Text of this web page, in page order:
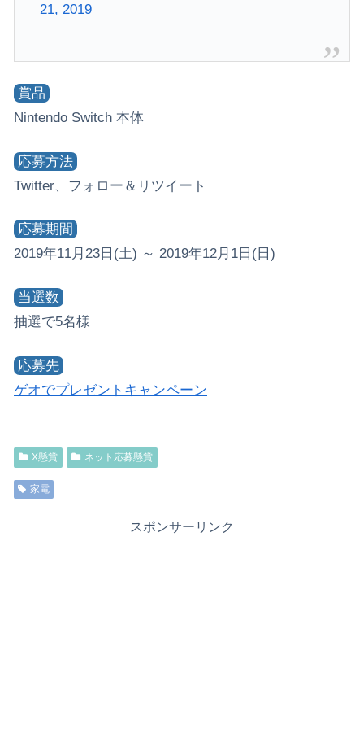
21, 2019
賞品
Nintendo Switch 本体
応募方法
Twitter、フォロー＆リツイート
応募期間
2019年11月23日(土) ～ 2019年12月1日(日)
当選数
抽選で5名様
応募先
ゲオでプレゼントキャンペーン
X懸賞 ネット応募懸賞
家電
スポンサーリンク